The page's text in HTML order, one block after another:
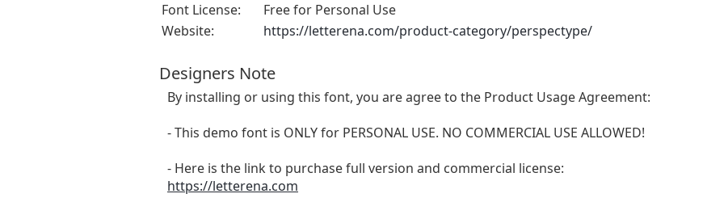
Font License:
Free for Personal Use
Website:
https://letterena.com/product-category/perspectype/
Designers Note
By installing or using this font, you are agree to the Product Usage Agreement:
- This demo font is ONLY for PERSONAL USE. NO COMMERCIAL USE ALLOWED!
- Here is the link to purchase full version and commercial license:
https://letterena.com